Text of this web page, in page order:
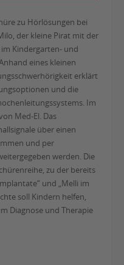
zu Hörlösungen bei
der kleine Pirat mit der
Kindergarten- und
eines kleinen
erklärt
und die
Im
Med-El. Das
über einen
und per
werden. Die
zu der bereits
und „Melli im
soll Kindern helfen,
Diagnose und Therapie